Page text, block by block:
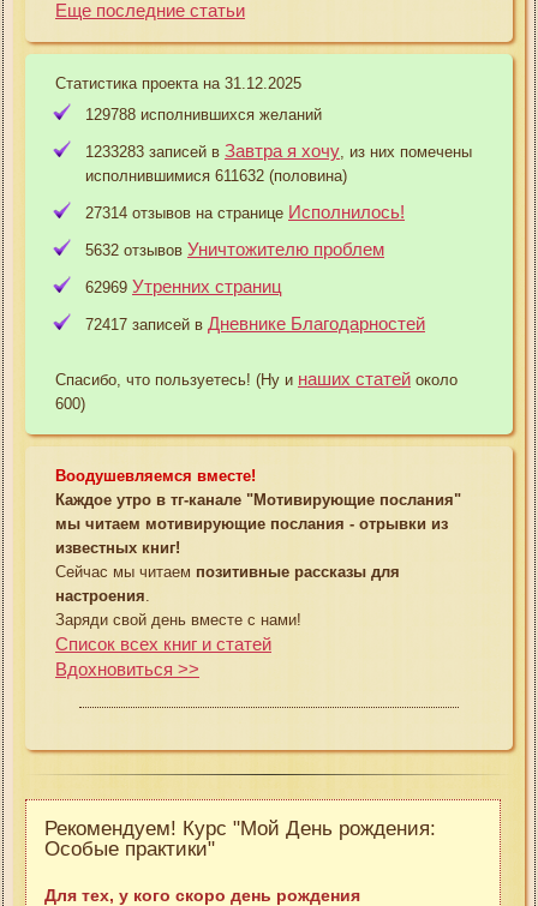
Еще последние статьи
Статистика проекта на 31.12.2025
129788 исполнившихся желаний
1233283 записей в Завтра я хочу , из них помечены
исполнившимися 611632 (половина)
27314 отзывов на странице Исполнилось!
5632 отзывов Уничтожителю проблем
62969 Утренних страниц
72417 записей в Дневнике Благодарностей
Спасибо, что пользуетесь! (Ну и наших статей около
600)
Воодушевляемся вместе!
Каждое утро в тг-канале "Мотивирующие послания"
мы читаем мотивирующие послания - отрывки из
известных книг!
Сейчас мы читаем позитивные рассказы для
настроения
Заряди свой день вместе с нами!
Список всех книг и статей
Вдохновиться >>
Рекомендуем! Курс "Мой День рождения:
Особые практики"
Для тех, у кого скоро день рождения